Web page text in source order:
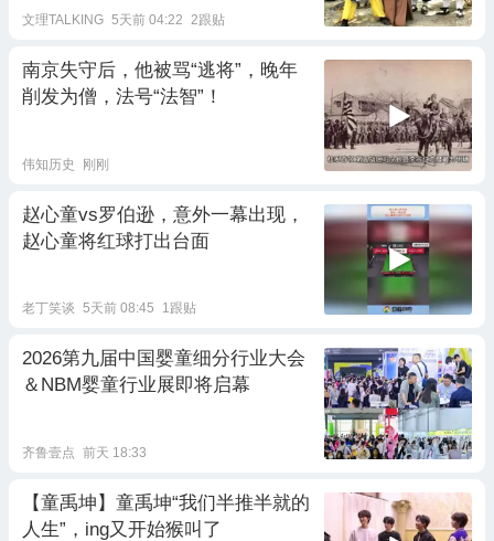
文理TALKING 5天前 04:22 2跟贴
南京失守后，他被骂“逃将”，晚年
削发为僧，法号“法智”！
伟知历史 刚刚
赵心童vs罗伯逊，意外一幕出现，
赵心童将红球打出台面
老丁笑谈 5天前 08:45 1跟贴
2026第九届中国婴童细分行业大会
＆NBM婴童行业展即将启幕
齐鲁壹点 前天 18:33
【童禹坤】童禹坤“我们半推半就的
人生”，ing又开始猴叫了